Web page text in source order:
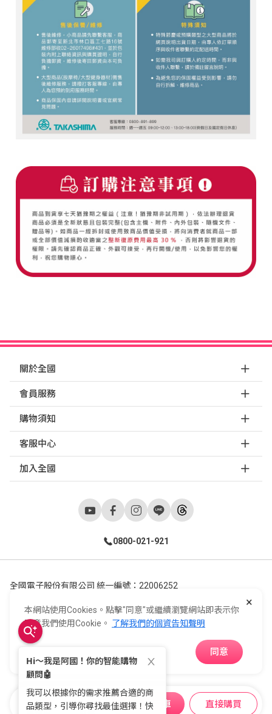
關於全國
會員服務
購物須知
客服中心
加入全國
0800-021-921
全國電子股份有限公司 統一編號：22006252
Copyright ©2026© E-Life Co., Ltd. All Rights Reserved.
購物車 收藏
加入購物車 直接購買
×
本網站使用Cookies。點擊"同意"或繼續瀏覽網站即表示你
同意我們使用Cookie。 了解我們的個資告知聲明
同意